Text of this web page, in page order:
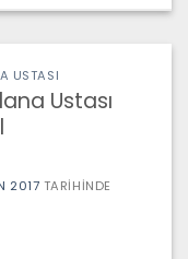
USTASI
Ustası
2017 TARIHINDE